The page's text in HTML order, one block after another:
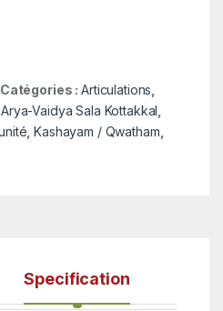
Catégories :Articulations
Arya-Vaidya Sala Kottakkal
,Kashayam / Qwatham
Specification